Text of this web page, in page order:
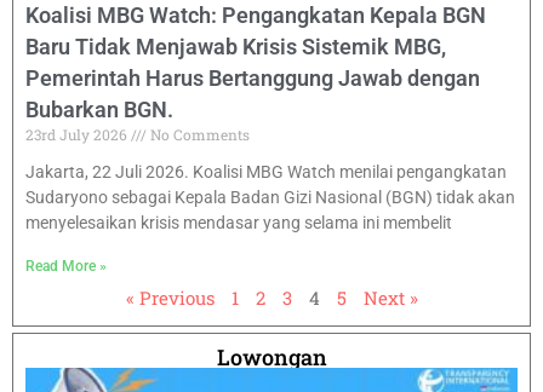
Koalisi MBG Watch: Pengangkatan Kepala BGN
Baru Tidak Menjawab Krisis Sistemik MBG,
Pemerintah Harus Bertanggung Jawab dengan
Bubarkan BGN.
23rd July 2026
No Comments
Jakarta, 22 Juli 2026. Koalisi MBG Watch menilai pengangkatan
Sudaryono sebagai Kepala Badan Gizi Nasional (BGN) tidak akan
menyelesaikan krisis mendasar yang selama ini membelit
Read More »
« Previous 1 2 3 4 5 Next »
Lowongan